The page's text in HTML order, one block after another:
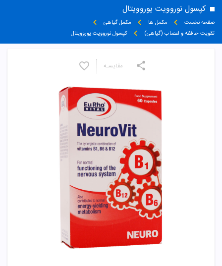
کپسول نوروویت یوروویتال
صفحه نخست مکمل ها
مکمل گیاهی
تقویت حافظه و اعصاب (گیاهی)
کپسول نوروویت یوروویتال
مقایسـه